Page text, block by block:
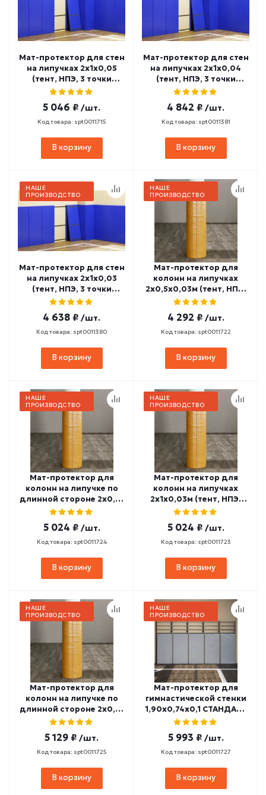
Мат-протектор для стен
на липучках 2х1х0,05
(тент, НПЭ, 3 точки
крепления) МП-3
5 046 ₽ /шт.
Код товара: spt0011715
В корзину
Мат-протектор для стен
на липучках 2х1х0,04
(тент, НПЭ, 3 точки
крепления) МП-2
4 842 ₽ /шт.
Код товара: spt0011381
В корзину
НАШЕ
ПРОИЗВОДСТВО
Мат-протектор для стен
на липучках 2х1х0,03
(тент, НПЭ, 3 точки
крепления) МП-1
4 638 ₽ /шт.
Код товара: spt0011380
В корзину
НАШЕ
ПРОИЗВОДСТВО
Мат-протектор для
колонн на липучках
2х0,5х0,03м (тент, НПЭ)
МП-8
4 292 ₽ /шт.
Код товара: spt0011722
В корзину
НАШЕ
ПРОИЗВОДСТВО
Мат-протектор для
колонн на липучке по
длинной стороне 2х0,5-
1х0,03м (тент, НПЭ)
5 024 ₽ /шт.
Код товара: spt0011724
В корзину
НАШЕ
ПРОИЗВОДСТВО
Мат-протектор для
колонн на липучках
2х1х0,03м (тент, НПЭ)
МП-9
5 024 ₽ /шт.
Код товара: spt0011723
В корзину
НАШЕ
ПРОИЗВОДСТВО
Мат-протектор для
колонн на липучке по
длинной стороне 2х0,5-
1х0,04м (тент, НПЭ) МП-11
5 129 ₽ /шт.
Код товара: spt0011725
В корзину
НАШЕ
ПРОИЗВОДСТВО
Мат-протектор для
гимнастической стенки
1,90х0,74х0,1 СТАНДАРТ
(тент) МП-13
5 993 ₽ /шт.
Код товара: spt0011727
В корзину